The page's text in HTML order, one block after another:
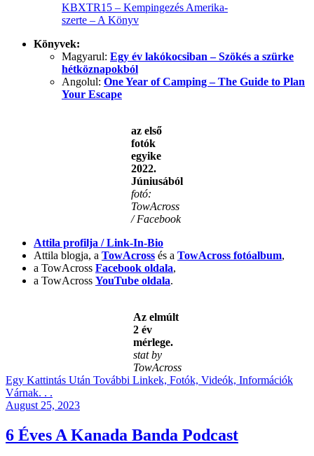
KBXTR15 – Kempingezés Amerika-
szerte – A Könyv
Könyvek:
Magyarul: Egy év lakókocsiban – Szökés a szürke
hétköznapokból
Angolul: One Year of Camping – The Guide to Plan
Your Escape
az első
fotók
egyike
2022.
Júniusából
fotó:
TowAcross
/ Facebook
Attila profilja / Link-In-Bio
Attila blogja, a TowAcross és a TowAcross fotóalbum,
a TowAcross Facebook oldala,
a TowAcross YouTube oldala.
Az elmúlt
2 év
mérlege.
stat by
TowAcross
Egy Kattintás Után További Linkek, Fotók, Videók, Információk
Várnak. . .
Posted
August 25, 2023
6 Éves A Kanada Banda Podcast